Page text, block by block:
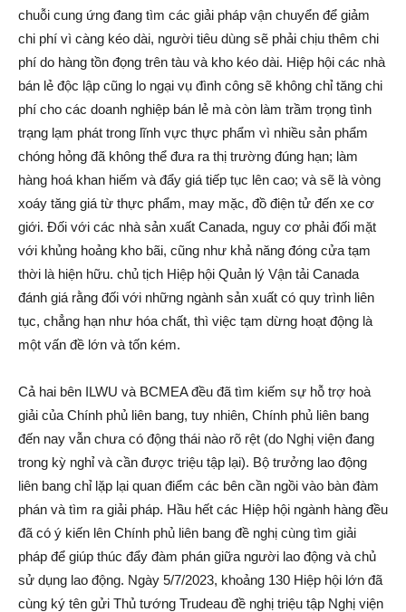
chuỗi cung ứng đang tìm các giải pháp vận chuyển để giảm
chi phí vì càng kéo dài, người tiêu dùng sẽ phải chịu thêm chi
phí do hàng tồn đọng trên tàu và kho kéo dài. Hiệp hội các nhà
bán lẻ độc lập cũng lo ngại vụ đình công sẽ không chỉ tăng chi
phí cho các doanh nghiệp bán lẻ mà còn làm trầm trọng tình
trạng lạm phát trong lĩnh vực thực phẩm vì nhiều sản phẩm
chóng hỏng đã không thể đưa ra thị trường đúng hạn; làm
hàng hoá khan hiếm và đẩy giá tiếp tục lên cao; và sẽ là vòng
xoáy tăng giá từ thực phẩm, may mặc, đồ điện tử đến xe cơ
giới. Đối với các nhà sản xuất Canada, nguy cơ phải đối mặt
với khủng hoảng kho bãi, cũng như khả năng đóng cửa tạm
thời là hiện hữu. chủ tịch Hiệp hội Quản lý Vận tải Canada
đánh giá rằng đối với những ngành sản xuất có quy trình liên
tục, chẳng hạn như hóa chất, thì việc tạm dừng hoạt động là
một vấn đề lớn và tốn kém.
Cả hai bên ILWU và BCMEA đều đã tìm kiếm sự hỗ trợ hoà
giải của Chính phủ liên bang, tuy nhiên, Chính phủ liên bang
đến nay vẫn chưa có động thái nào rõ rệt (do Nghị viện đang
trong kỳ nghỉ và cần được triệu tập lại). Bộ trưởng lao động
liên bang chỉ lặp lại quan điểm các bên cần ngồi vào bàn đàm
phán và tìm ra giải pháp. Hầu hết các Hiệp hội ngành hàng đều
đã có ý kiến lên Chính phủ liên bang đề nghị cùng tìm giải
pháp để giúp thúc đẩy đàm phán giữa người lao động và chủ
sử dụng lao động. Ngày 5/7/2023, khoảng 130 Hiệp hội lớn đã
cùng ký tên gửi Thủ tướng Trudeau đề nghị triệu tập Nghị viện